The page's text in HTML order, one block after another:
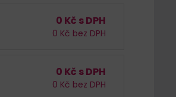
0 Kč s DPH
0 Kč bez DPH
0 Kč s DPH
0 Kč bez DPH